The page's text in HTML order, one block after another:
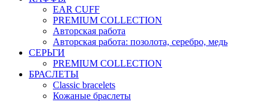
EAR CUFF
PREMIUM COLLECTION
Авторская работа
Авторская работа: позолота, серебро, медь
СЕРЬГИ
PREMIUM COLLECTION
БРАСЛЕТЫ
Classic bracelets
Кожаные браслеты